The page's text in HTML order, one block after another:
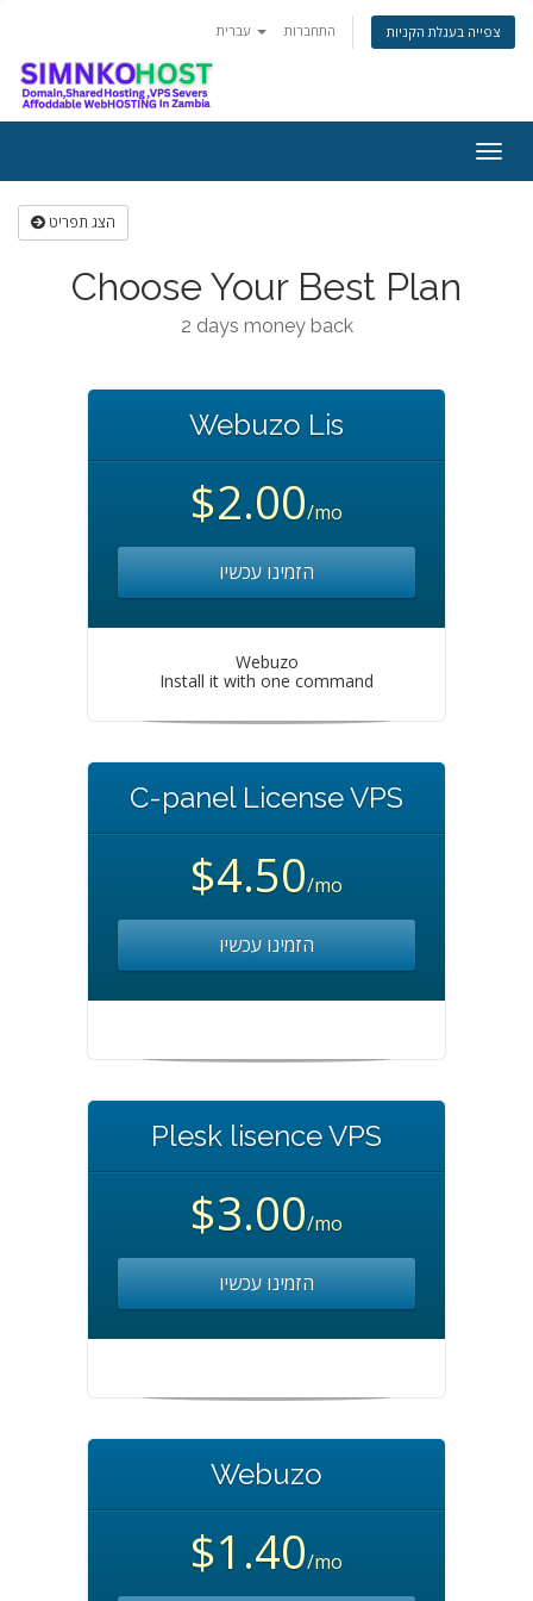
התחברות צפייה בעגלת הקניות
הצג תפריט
Choose Your Best Plan
2 days money back
Webuzo Lis
$2.00/mo
הזמינו עכשיו
Webuzo
Install it with one command
C-panel License VPS
$4.50/mo
הזמינו עכשיו
Plesk lisence VPS
$3.00/mo
הזמינו עכשיו
Webuzo
$1.40/mo